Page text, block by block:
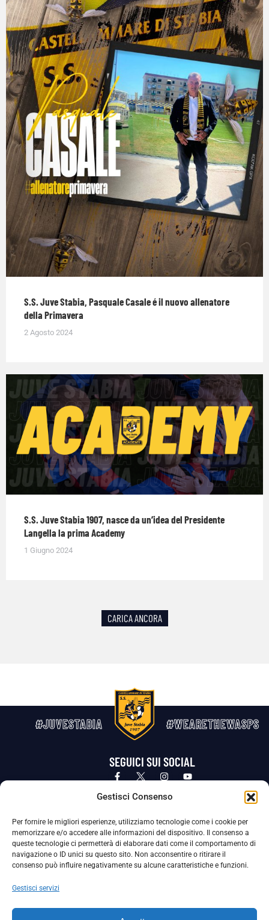
Gestisci Consenso
Per fornire le migliori esperienze, utilizziamo tecnologie come i cookie per
memorizzare e/o accedere alle informazioni del dispositivo. Il consenso a
queste tecnologie ci permetterà di elaborare dati come il comportamento di
navigazione o ID unici su questo sito. Non acconsentire o ritirare il
consenso può influire negativamente su alcune caratteristiche e funzioni.
Gestisci servizi
S.S. Juve Stabia, Pasquale Casale é il nuovo allenatore
della Primavera
2 Agosto 2024
S.S. Juve Stabia 1907, nasce da un’idea del Presidente
Langella la prima Academy
1 Giugno 2024
CARICA ANCORA
#JUVESTABIA #WEARETHEWASPS
SEGUICI SUI SOCIAL
Privacy Policy Cookie Policy
La Società ha nominato il Responsabile della Protezione dei Dati Personali (DPO), figura specializzata che vigila sulle modalità
adottate dalla nostra Società per tutelare i Suoi dati personali.
Per contattare il DPO può scrivere a